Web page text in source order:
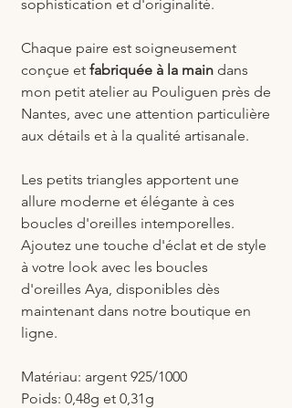
sophistication et d'originalité.
Chaque paire est soigneusement
conçue et fabriquée à la main dans
mon petit atelier au Pouliguen près de
Nantes, avec une attention particulière
aux détails et à la qualité artisanale.
Les petits triangles apportent une
allure moderne et élégante à ces
boucles d'oreilles intemporelles.
Ajoutez une touche d'éclat et de style
à votre look avec les boucles
d'oreilles Aya, disponibles dès
maintenant dans notre boutique en
ligne.
Matériau: argent 925/1000
Poids: 0,48g et 0,31g